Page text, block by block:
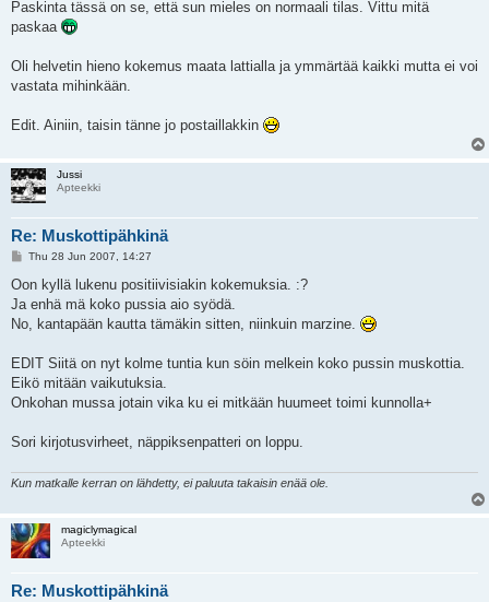
Paskinta tässä on se, että sun mieles on normaali tilas. Vittu mitä
paskaa
Oli helvetin hieno kokemus maata lattialla ja ymmärtää kaikki mutta ei voi
vastata mihinkään.
Edit. Ainiin, taisin tänne jo postaillakkin
Jussi
Apteekki
Re: Muskottipähkinä
P
s
Thu 28 Jun 2007, 14:27
Oon kyllä lukenu positiivisiakin kokemuksia. :?
Ja enhä mä koko pussia aio syödä.
No, kantapään kautta tämäkin sitten, niinkuin marzine.
EDIT Siitä on nyt kolme tuntia kun söin melkein koko pussin muskottia.
Eikö mitään vaikutuksia.
Onkohan mussa jotain vika ku ei mitkään huumeet toimi kunnolla+
Sori kirjotusvirheet, näppiksenpatteri on loppu.
Kun matkalle kerran on lähdetty, ei paluuta takaisin enää ole.
magiclymagical
Apteekki
Re: Muskottipähkinä